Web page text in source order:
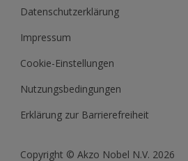
Datenblätter
Datenschutzerklärung
Impressum
Cookie-Einstellungen
Nutzungsbedingungen
Erklärung zur Barrierefreiheit
Copyright © Akzo Nobel N.V. 2026